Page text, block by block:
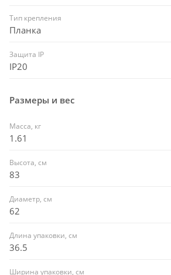
Тип крепления
Планка
Защита IP
IP20
Размеры и вес
Масса, кг
1.61
Высота, см
83
Диаметр, см
62
Длина упаковки, см
36.5
Ширина упаковки, см